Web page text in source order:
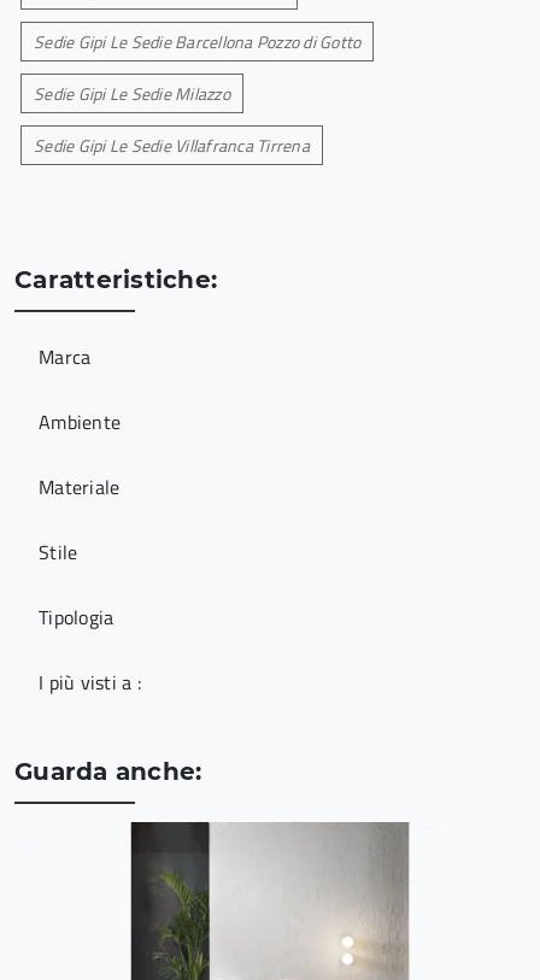
Sedie Gipi Le Sedie Barcellona Pozzo di Gotto
Sedie Gipi Le Sedie Milazzo
Sedie Gipi Le Sedie Villafranca Tirrena
Caratteristiche:
Marca
Ambiente
Materiale
Stile
Tipologia
I più visti a :
Guarda anche: